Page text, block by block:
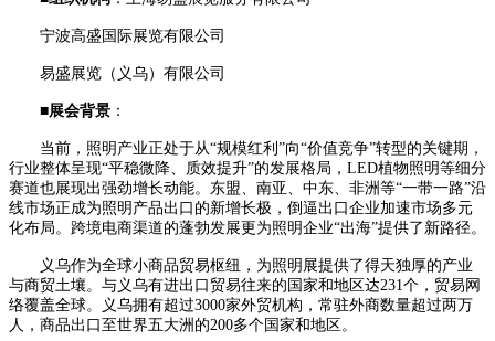
宁波高盛国际展览有限公司
易盛展览（义乌）有限公司
■展会背景 ：
当前，照明产业正处于从“规模红利”向“价值竞争”转型的关键期，
行业整体呈现“平稳微降、质效提升”的发展格局，LED植物照明等细分
赛道也展现出强劲增长动能。东盟、南亚、中东、非洲等“一带一路”沿
线市场正成为照明产品出口的新增长极，倒逼出口企业加速市场多元
化布局。跨境电商渠道的蓬勃发展更为照明企业“出海”提供了新路径。
义乌作为全球小商品贸易枢纽，为照明展提供了得天独厚的产业
与商贸土壤。与义乌有进出口贸易往来的国家和地区达231个，贸易网
络覆盖全球。义乌拥有超过3000家外贸机构，常驻外商数量超过两万
人，商品出口至世界五大洲的200多个国家和地区。